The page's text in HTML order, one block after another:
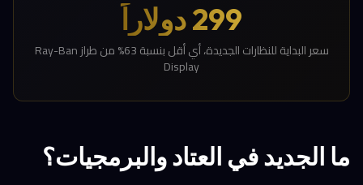
299 دولاراً
سعر البداية للنظارات الجديدة، أي أقل بنسبة 63% من طراز Ray-Ban
Display
ما الجديد في العتاد والبرمجيات؟